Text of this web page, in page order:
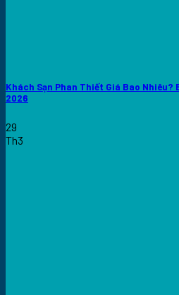
Khách Sạn Phan Thiết Giá Bao Nhiêu?
2026
29
Th3